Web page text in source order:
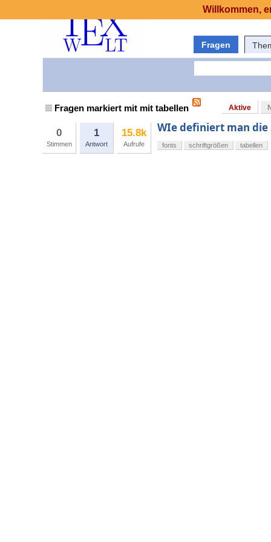
Fragen
Fragen markiert mit mit tabellen Aktive
0
Stimmen
1
Antwort
15.8k
Aufrufe
WIe definiert man
fonts schriftgrößen tabellen
Willkommen,